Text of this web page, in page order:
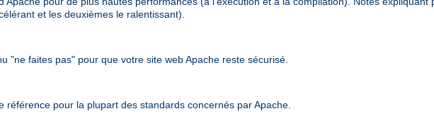
et les deuxièmes le ralentissant).
"ne faites pas" pour que votre site web Apache reste sécurisé.
référence pour la plupart des standards concernés par Apache.